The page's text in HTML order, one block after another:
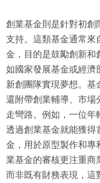
創業基金則是針對初創
支持。這類基金通常來
金，目的是鼓勵創新和
如國家發展基金或經濟
新創團隊實現夢想。基
還附帶創業輔導、市
走彎路。例如，一位年
透過創業基金就能獲
金，用於原型製作和專
業基金的審核更注重商
而非既有財務表現，這